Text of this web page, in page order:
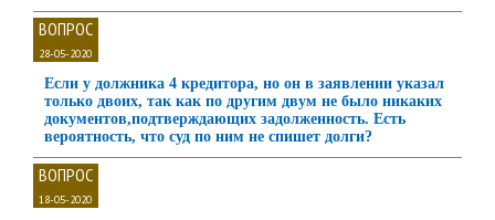
ВОПРОС
28-05-2020
Если у должника 4 кредитора, но он в заявлении указал
только двоих, так как по другим двум не было никаких
документов,подтверждающих задолженность. Есть
вероятность, что суд по ним не спишет долги?
ВОПРОС
18-05-2020